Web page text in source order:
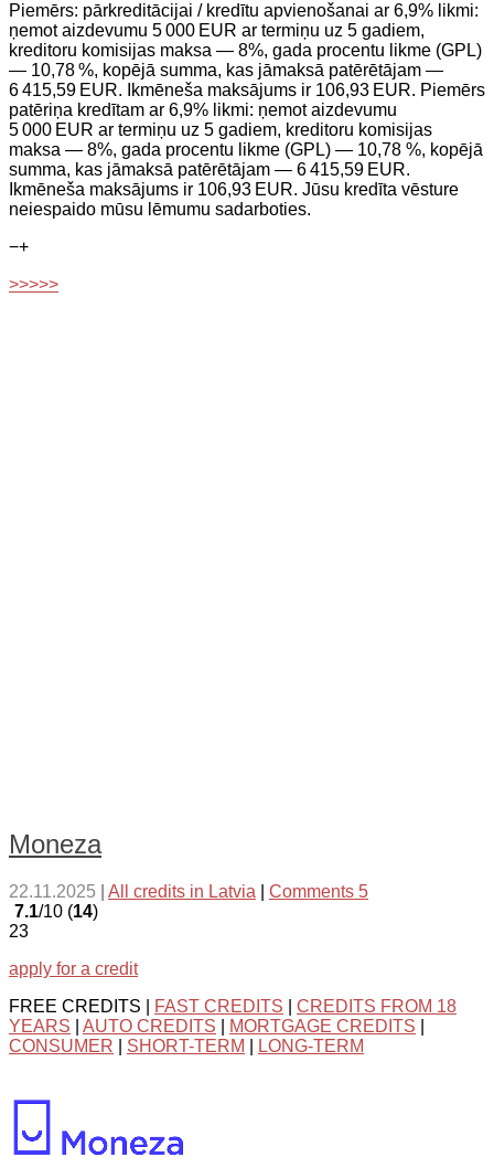
Piemērs: pārkreditācijai / kredītu apvienošanai ar 6,9% likmi:
ņemot aizdevumu 5 000 EUR ar termiņu uz 5 gadiem,
kreditoru komisijas maksa — 8%, gada procentu likme (GPL)
— 10,78 %, kopējā summa, kas jāmaksā patērētājam —
6 415,59 EUR. Ikmēneša maksājums ir 106,93 EUR. Piemērs
patēriņa kredītam ar 6,9% likmi: ņemot aizdevumu
5 000 EUR ar termiņu uz 5 gadiem, kreditoru komisijas
maksa — 8%, gada procentu likme (GPL) — 10,78 %, kopējā
summa, kas jāmaksā patērētājam — 6 415,59 EUR.
Ikmēneša maksājums ir 106,93 EUR. Jūsu kredīta vēsture
neiespaido mūsu lēmumu sadarboties.
−+
>>>>>
Moneza
22.11.2025 All credits in Latvia
Comments 5
7.1/10 (14)
23
apply for a credit
FREE CREDITS |
FAST CREDITS
CREDITS FROM 18
YEARS
AUTO CREDITS MORTGAGE CREDITS
CONSUMER
SHORT-TERM LONG-TERM